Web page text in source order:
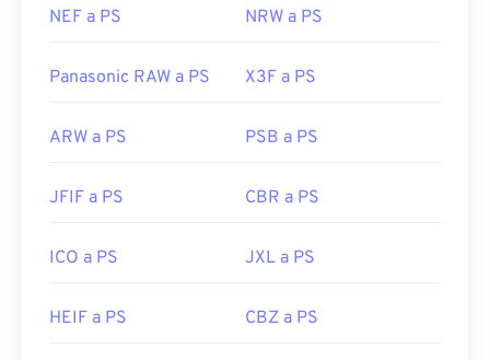
NEF a PS NRW a PS
Panasonic RAW a PS X3F a PS
ARW a PS PSB a PS
JFIF a PS CBR a PS
ICO a PS JXL a PS
HEIF a PS CBZ a PS